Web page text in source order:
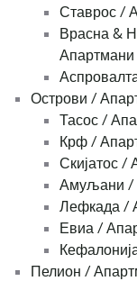
Ставрос /
Врасна &
Апартмани
Острови /
Тасос /
Крф /
Скијатос /
Амуљани /
Лефкада /
Евиа /
Пелион /